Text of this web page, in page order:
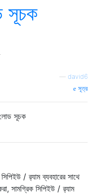
সূচক
david6
সূত্র
লোড সূচক
সিপিইউ / র‌্যাম ব্যবহারের সাথে
সামগ্রিক সিপিইউ / র‌্যাম